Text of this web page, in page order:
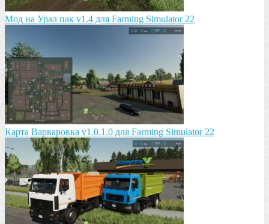
Мод на Урал пак v1.4 для Farming Simulator 22
Карта Варваровка v1.0.1.0 для Farming Simulator 22